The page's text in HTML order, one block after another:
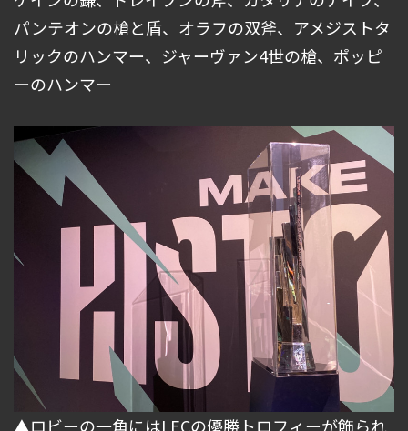
パンテオンの槍と盾、オラフの双斧、アメジストタ
リックのハンマー、ジャーヴァン4世の槍、ポッピ
ーのハンマー
▲ロビーの一角にはLECの優勝トロフィーが飾られ